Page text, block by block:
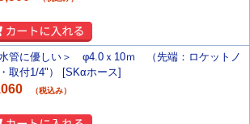
管に優しい＞ φ4.0ｘ10ｍ （先端：ロケットノ
取付1/4"） [SKαホース]
（税込み）